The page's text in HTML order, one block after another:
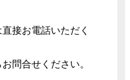
接お電話いただく
問合せください。